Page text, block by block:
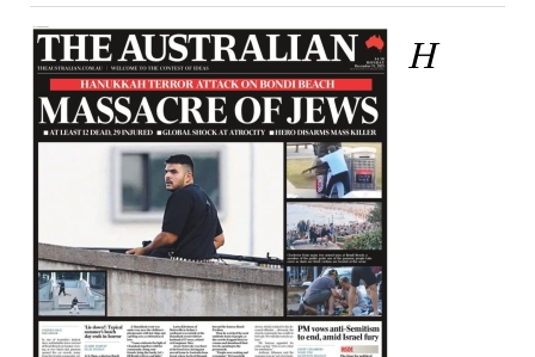
Η